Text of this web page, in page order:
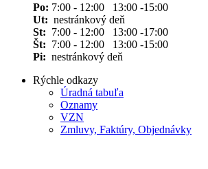
Po: 7:00 - 12:00 13:00 -15:00
Ut: nestránkový deň
St: 7:00 - 12:00 13:00 -17:00
Št: 7:00 - 12:00 13:00 -15:00
Pi: nestránkový deň
Rýchle odkazy
Úradná tabuľa
Oznamy
VZN
Zmluvy, Faktúry, Objednávky